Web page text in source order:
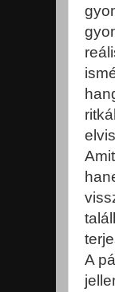
A